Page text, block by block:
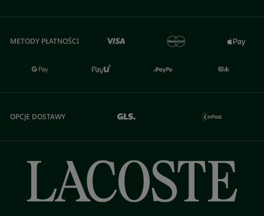
METODY PŁATNOŚCI
OPCJE DOSTAWY